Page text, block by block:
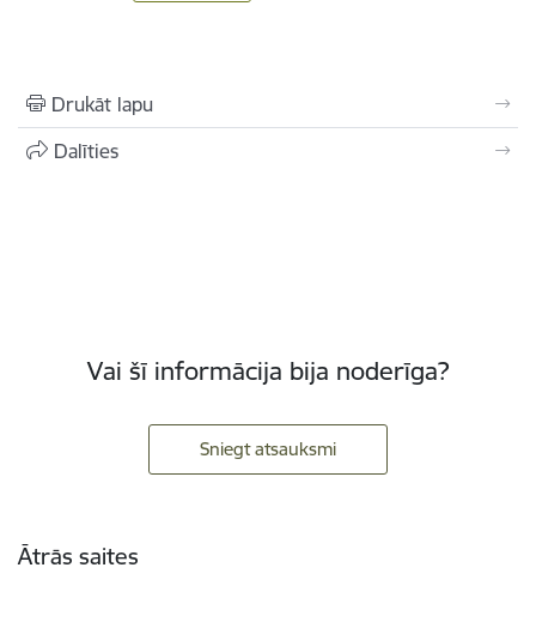
Drukāt lapu
Dalīties
Vai šī informācija bija noderīga?
Sniegt atsauksmi
Ātrās saites